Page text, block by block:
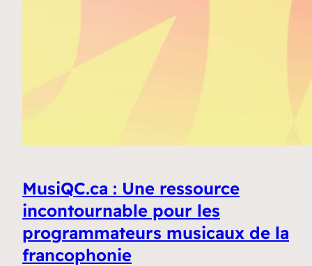
MusiQC.ca : Une ressource
incontournable pour les
programmateurs musicaux de la
francophonie